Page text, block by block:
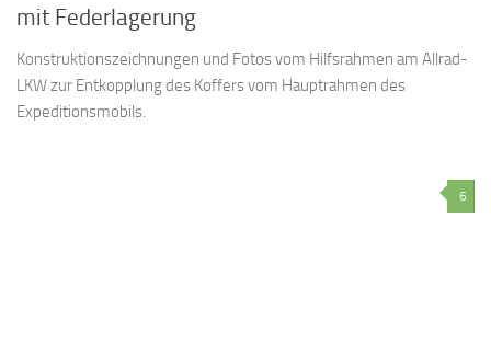
mit Federlagerung
Konstruktionszeichnungen und Fotos vom Hilfsrahmen am Allrad-
LKW zur Entkopplung des Koffers vom Hauptrahmen des
Expeditionsmobils.
6